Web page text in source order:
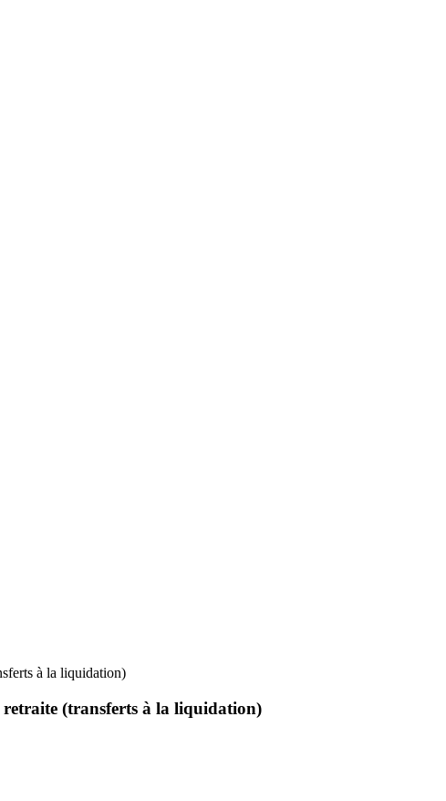
à la liquidation)
(transferts à la liquidation)